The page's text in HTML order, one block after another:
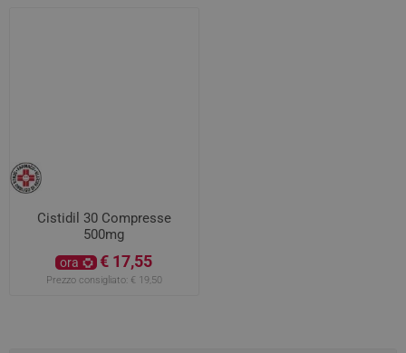
Cistidil 30 Compresse
500mg
ora € 17,55
Prezzo consigliato: € 19,50